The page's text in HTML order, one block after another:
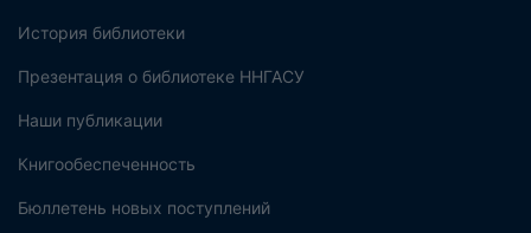
История библиотеки
Презентация о библиотеке ННГАСУ
Наши публикации
Книгообеспеченность
Бюллетень новых поступлений